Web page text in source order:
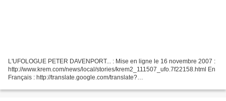
L'UFOLOGUE PETER DAVENPORT... : Mise en ligne le 16 novembre 2007 :
http://www.krem.com/news/local/stories/krem2_111507_ufo.7f22158.html En
Français : http://translate.google.com/translate?
2_...